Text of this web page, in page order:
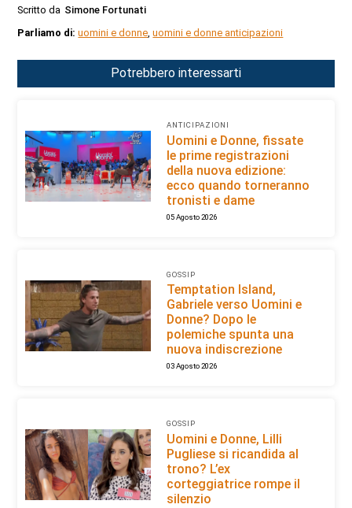
Scritto da Simone Fortunati
Parliamo di:uomini e donne,uomini e donne anticipazioni
Potrebbero interessarti
ANTICIPAZIONI
Uomini e Donne, fissate
le prime registrazioni
della nuova edizione:
ecco quando torneranno
tronisti e dame
05 Agosto 2026
GOSSIP
Temptation Island,
Gabriele verso Uomini e
Donne? Dopo le
polemiche spunta una
nuova indiscrezione
03 Agosto 2026
GOSSIP
Uomini e Donne, Lilli
Pugliese si ricandida al
trono? L’ex
corteggiatrice rompe il
silenzio